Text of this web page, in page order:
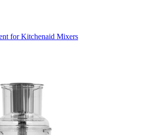
for Kitchenaid Mixers